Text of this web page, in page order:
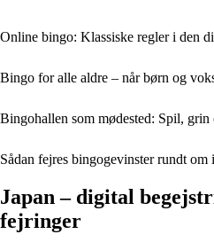
Online bingo: Klassiske regler i den
Bingo for alle aldre – når børn og
Bingohallen som mødested: Spil,
Sådan fejres bingogevinster rundt om
Japan – digital
fejringer